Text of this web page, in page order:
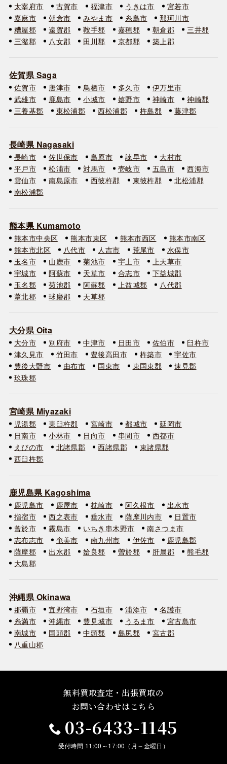
太宰府市
古賀市 福津市 うきは市
宮若市
嘉麻市
朝倉市 みやま市 糸島市
那珂川市
糟屋郡
遠賀郡 鞍手郡 嘉穂郡 朝倉郡
三井郡
三潴郡
八女郡 田川郡 京都郡 築上郡
佐賀県 Saga
佐賀市 唐津市 鳥栖市 多久市
伊万里市
武雄市
鹿島市 小城市 嬉野市 神崎市
神崎郡
三養基郡
東松浦郡 西松浦郡 杵島郡 藤津郡
長崎県 Nagasaki
長崎市 佐世保市 島原市 諫早市
大村市
平戸市
松浦市 対馬市 壱岐市 五島市
西海市
雲仙市
南島原市 西彼杵郡 東彼杵郡
北松浦郡
南松浦郡
熊本県 Kumamoto
熊本市中央区 熊本市東区 熊本市西区
熊本市南区
熊本市北区
八代市 人吉市 荒尾市
水俣市
玉名市
山鹿市 菊池市 宇土市
上天草市
宇城市
阿蘇市 天草市 合志市
下益城郡
玉名郡
菊池郡 阿蘇郡 上益城郡
八代郡
葦北郡
球磨郡 天草郡
大分県 Oita
大分市 別府市 中津市 日田市 佐伯市
臼杵市
津久見市
竹田市 豊後高田市 杵築市
宇佐市
豊後大野市
由布市 国東市 東国東郡
速見郡
玖珠郡
宮崎県 Miyazaki
児湯郡 東臼杵郡 宮崎市 都城市
延岡市
日南市
小林市 日向市 串間市
西都市
えびの市
北諸県郡 西諸県郡
東諸県郡
西臼杵郡
鹿児島県 Kagoshima
鹿児島市 鹿屋市 枕崎市 阿久根市
出水市
指宿市
西之表市 垂水市 薩摩川内市
日置市
曾於市
霧島市 いちき串木野市
南さつま市
志布志市
奄美市 南九州市 伊佐市
鹿児島郡
薩摩郡
出水郡 姶良郡 曽於郡 肝属郡
熊毛郡
大島郡
沖縄県 Okinawa
那覇市 宜野湾市 石垣市 浦添市
名護市
糸満市
沖縄市 豊見城市 うるま市
宮古島市
南城市
国頭郡 中頭郡 島尻郡
宮古郡
八重山郡
無料買取査定・出張買取の
お問い合わせはこちら
03-6433-1145
受付時間 11:00～17:00（月～金曜日）